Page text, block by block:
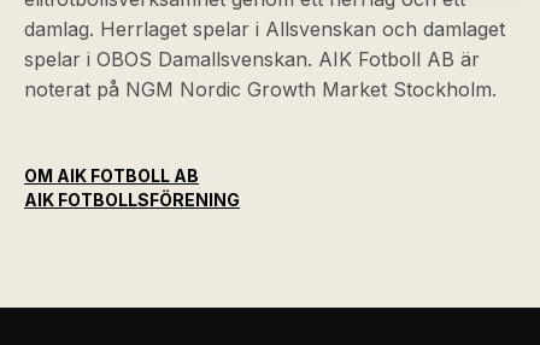
damlag. Herrlaget spelar i Allsvenskan och damlaget
spelar i OBOS Damallsvenskan. AIK Fotboll AB är
noterat på NGM Nordic Growth Market Stockholm.
OM AIK FOTBOLL AB
AIK FOTBOLLSFÖRENING